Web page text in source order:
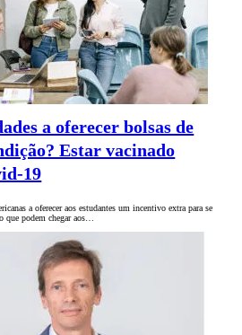
a oferecer bolsas de
Estar vacinado
19
a oferecer aos estudantes um incentivo extra para se
que podem chegar aos…